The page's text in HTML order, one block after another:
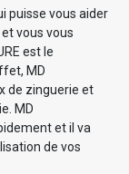
puisse vous aider
vous vous
est le
MD
de zinguerie et
MD
et il va
de vos